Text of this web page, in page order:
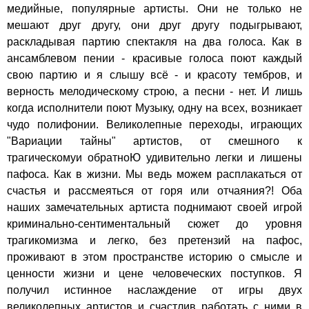
медийные, популярные артисты. Они не только не
мешают друг другу, они друг другу подыгрывают,
раскладывая партию спектакля на два голоса. Как в
ансамблевом пении - красивые голоса поют каждый
свою партию и я слышу всё - и красоту тембров, и
верность мелодическому строю, а песни - нет. И лишь
когда исполнители поют Музыку, одну на всех, возникает
чудо полифонии. Великолепные переходы, играющих
"Вариации тайны" артистов, от смешного к
трагическомуи обратноЮ удивительно легки и лишены
пафоса. Как в жизни. Мы ведь можем расплакаться от
счастья и рассмеяться от горя или отчаяния?! Оба
наших замечательных артиста поднимают своей игрой
криминально-сентиментальный сюжет до уровня
трагикомизма и легко, без претензий на пафос,
проживают в этом пространстве историю о смысле и
ценности жизни и цене человеческих поступков. Я
получил истинное наслаждение от игры двух